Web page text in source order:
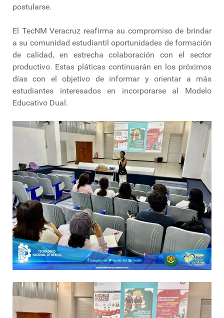
postularse.
El TecNM Veracruz reafirma su compromiso de brindar
a su comunidad estudiantil oportunidades de formación
de calidad, en estrecha colaboración con el sector
productivo. Estas pláticas continuarán en los próximos
días con el objetivo de informar y orientar a más
estudiantes interesados en incorporarse al Modelo
Educativo Dual.